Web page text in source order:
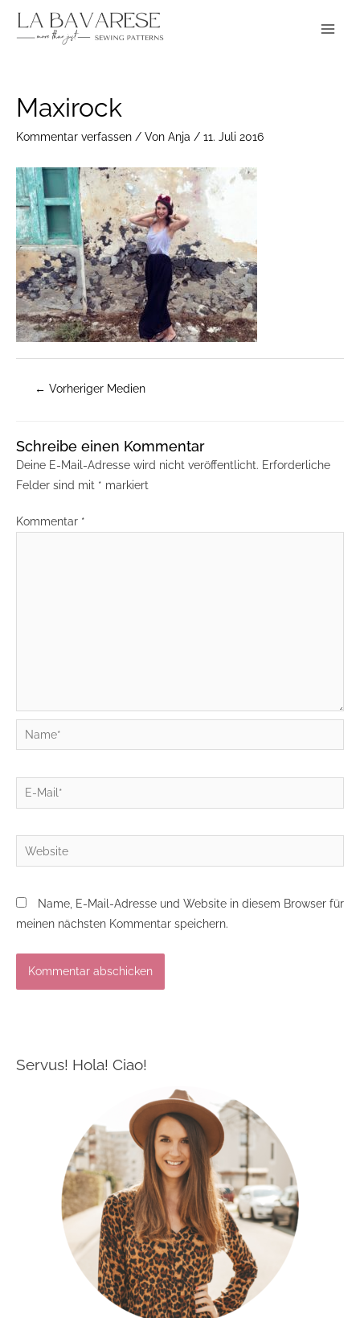
Inhalt
Maxirock
Kommentar verfassen / Von Anja / 11. Juli 2016
navigation
← Vorheriger Medien
Schreibe einen Kommentar
Deine E-Mail-Adresse wird nicht veröffentlicht. Erforderliche
Felder sind mit * markiert
Kommentar *
Name*
E-
Mail*
Website
Name, E-Mail-Adresse und Website in diesem Browser für
meinen nächsten Kommentar speichern.
Servus! Hola! Ciao!